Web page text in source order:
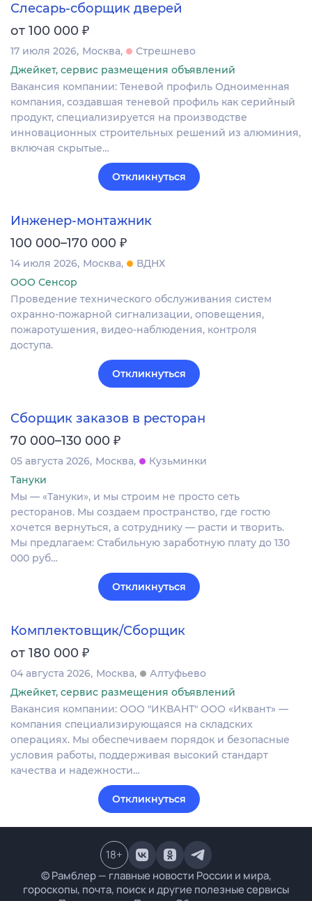
Слесарь-сборщик дверей
от 100 000 ₽
17 июля 2026 Москва
Стрешнево
Джейкет, сервис размещения объявлений
Вакансия компании: Теневой профиль Одноименная
компания, создавшая теневой профиль как серийный
продукт, специализируется на производстве
инновационных строительных решений из алюминия,
включая скрытые…
Откликнуться
Инженер-монтажник
100 000–170 000 ₽
14 июля 2026 Москва
ВДНХ
ООО Сенсор
Проведение технического обслуживания систем
охранно-пожарной сигнализации, оповещения,
пожаротушения, видео-наблюдения, контроля
доступа.
Откликнуться
Сборщик заказов в ресторан
70 000–130 000 ₽
05 августа 2026 Москва
Кузьминки
Тануки
Мы — «Тануки», и мы строим не просто сеть
ресторанов. Мы создаем пространство, где гостю
хочется вернуться, а сотруднику — расти и творить.
Мы предлагаем: Стабильную заработную плату до 130
000 руб…
Откликнуться
Комплектовщик/Сборщик
от 180 000 ₽
04 августа 2026 Москва
Алтуфьево
Джейкет, сервис размещения объявлений
Вакансия компании: ООО "ИКВАНТ" ООО «Иквант» —
компания специализирующаяся на складских
операциях. Мы обеспечиваем порядок и безопасные
условия работы, поддерживая высокий стандарт
качества и надежности…
Откликнуться
© Рамблер — главные новости России и мира,
гороскопы, почта, поиск и другие полезные сервисы
18+